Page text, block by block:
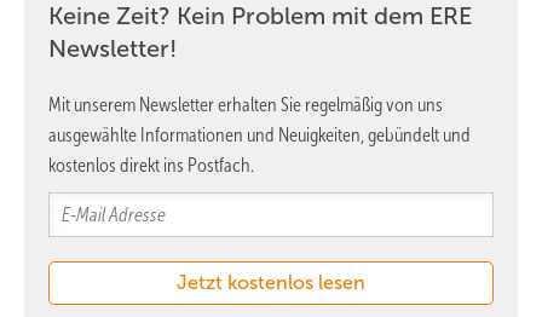
Keine Zeit? Kein Problem mit dem ERE
Newsletter!
Mit unserem Newsletter erhalten Sie regelmäßig von uns
ausgewählte Informationen und Neuigkeiten, gebündelt und
kostenlos direkt ins Postfach.